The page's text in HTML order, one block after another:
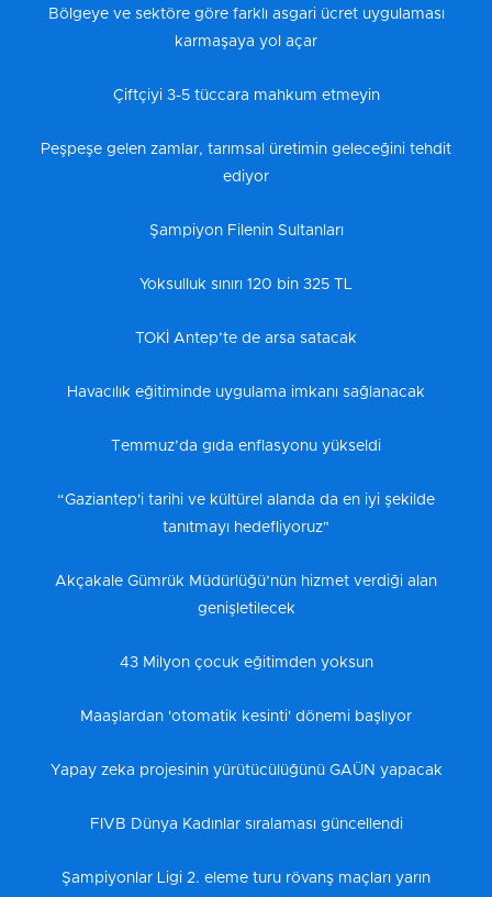
Bölgeye ve sektöre göre farklı asgari ücret uygulaması
karmaşaya yol açar
Çiftçiyi 3-5 tüccara mahkum etmeyin
Peşpeşe gelen zamlar, tarımsal üretimin geleceğini tehdit
ediyor
Şampiyon Filenin Sultanları
Yoksulluk sınırı 120 bin 325 TL
TOKİ Antep’te de arsa satacak
Havacılık eğitiminde uygulama imkanı sağlanacak
Temmuz’da gıda enflasyonu yükseldi
“Gaziantep'i tarihi ve kültürel alanda da en iyi şekilde
tanıtmayı hedefliyoruz"
Akçakale Gümrük Müdürlüğü’nün hizmet verdiği alan
genişletilecek
43 Milyon çocuk eğitimden yoksun
Maaşlardan 'otomatik kesinti' dönemi başlıyor
Yapay zeka projesinin yürütücülüğünü GAÜN yapacak
FIVB Dünya Kadınlar sıralaması güncellendi
Şampiyonlar Ligi 2. eleme turu rövanş maçları yarın